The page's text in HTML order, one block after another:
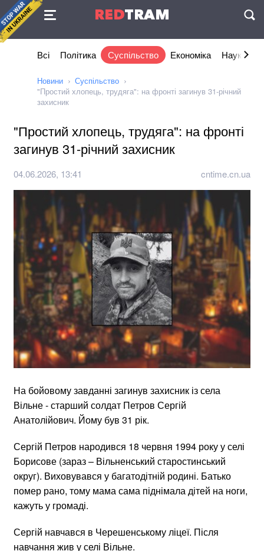
REDTRAM
Угода
Всі Політика Суспільство Економіка Наука та
Новини
Суспільство
"Простий хлопець, трудяга": на фронті загинув 31-річний
захисник
"Простий хлопець, трудяга": на фронті
загинув 31-річний захисник
04.06.2026, 13:41 cntime.cn.ua
На бойовому завданні загинув захисник із села
Вільне - старший солдат Петров Сергій
Анатолійович. Йому був 31 рік.
Сергій Петров народився 18 червня 1994 року у селі
Борисове (зараз – Вільненський старостинський
округ). Виховувався у багатодітній родині. Батько
помер рано, тому мама сама піднімала дітей на ноги,
кажуть у громаді.
Сергій навчався в Черешенському ліцеї. Після
навчання жив у селі Вільне.